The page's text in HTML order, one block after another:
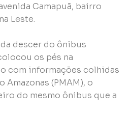
Camapuã, bairro
Leste.
descer do ônibus
os pés na
com informações colhidas
(PMAM), o
do mesmo ônibus que a